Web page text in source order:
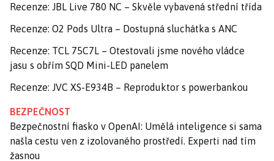
Recenze: JBL Live 780 NC – Skvěle vybavená střední třída
Recenze: O2 Pods Ultra – Dostupná sluchátka s ANC
Recenze: TCL 75C7L – Otestovali jsme nového vládce
jasu s obřím SQD Mini-LED panelem
Recenze: JVC XS-E934B – Reproduktor s powerbankou
BEZPEČNOST
Bezpečnostní fiasko v OpenAI: Umělá inteligence si sama
našla cestu ven z izolovaného prostředí. Experti nad tím
žasnou